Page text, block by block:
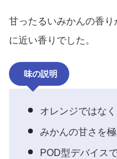
甘ったるいみかんの香
に近い香りでした。
味の説明
オレンジではな
みかんの甘さを
POD型デバイス